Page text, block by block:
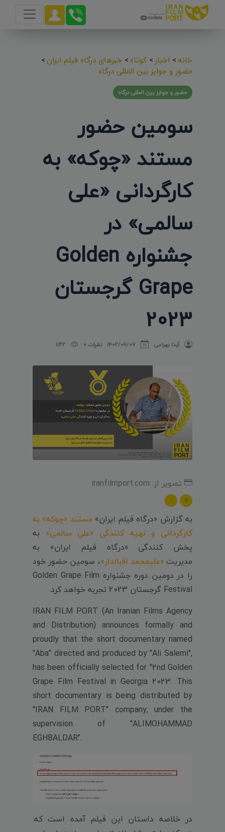
خانه> اخبار> کوتاه> خبرهای درگاه فیلم ایران>
حضور و جوایز بین المللی درگاه
حضور و جوایز بین المللی درگاه
سومین حضور
مستند «چوکه» به
کارگردانی «علی
سالمی» در
جشنواره Golden
Grape گرجستان
2023
آیدا بهرامی ۱۴۰۲/۰۶/۰۷ نظرات 0 1142
تصویر از: iranfilmport.com
+
-
به گزارش «درگاه فیلم ایران» مستند «چوکه» به
کارگردانی و تهیه کنندگی «علی سالمی» به
پخش کنندگی «درگاه فیلم ایران» به
مدیریت«علیمحمد اقبالدار»، سومین حضور خود
را در دومین دوره جشنواره Golden Grape Film
Festival گرجستان 2023 تجربه خواهد کرد.
IRAN FILM PORT (An Iranian Films Agency
and Distribution) announces formally and
proudly that the short documentary named
"Aba" directed and produced by "Ali Salemi",
has been officially selected for "2nd Golden
Grape Film Festival in Georgia 2023. This
short documentary is being distributed by
"IRAN FILM PORT" company, under the
supervision of "ALIMOHAMMAD
EGHBALDAR".
در خلاصه داستان این فیلم آمده است که: